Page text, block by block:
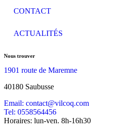
CONTACT
ACTUALITÉS
Nous trouver
1901 route de Maremne
40180 Saubusse
Email: contact@vilcoq.com
Tel: 0558564456
Horaires: lun-ven. 8h-16h30